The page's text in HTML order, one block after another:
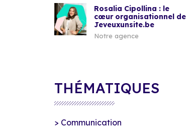
Rosalia Cipollina : le
cœur organisationnel de
Jeveuxunsite.be
Notre agence
THÉMATIQUES
Communication